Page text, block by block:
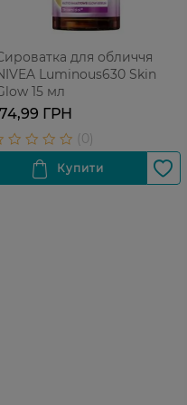
для обличчя
Luminous630 Skin
15 мл
ГРН